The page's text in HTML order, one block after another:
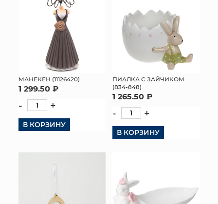
МАНЕКЕН (11126420)
1 299.50 ₽
- +
В КОРЗИНУ
ПИАЛКА С ЗАЙЧИКОМ
(834-848)
1 265.50 ₽
- +
В КОРЗИНУ